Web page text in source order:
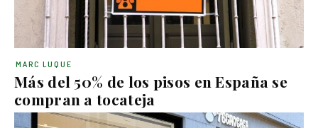
Más del 50% de los pisos en España se
compran a tocateja
MARC LUQUE